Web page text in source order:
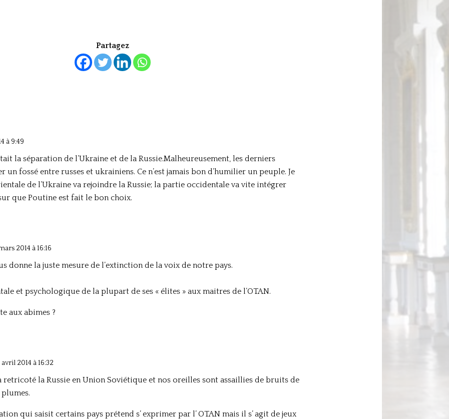
Partagez
à 9:49
la séparation de l’Ukraine et de la Russie.Malheureusement, les derniers
un fossé entre russes et ukrainiens. Ce n’est jamais bon d’humilier un peuple. Je
de l’Ukraine va rejoindre la Russie; la partie occidentale va vite intégrer
sur que Poutine est fait le bon choix.
2014 à 16:16
donne la juste mesure de l’extinction de la voix de notre pays.
et psychologique de la plupart de ses « élites » aux maitres de l’OTAN.
aux abimes ?
2014 à 16:32
retricoté la Russie en Union Soviétique et nos oreilles sont assaillies de bruits de
qui saisit certains pays prétend s’ exprimer par l’ OTAN mais il s’ agit de jeux